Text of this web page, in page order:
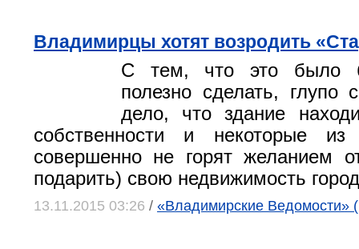
Владимирцы хотят возродить
С тем, что это было
полезно сделать, глупо
дело, что здание
собственности и некоторые из
совершенно не горят желанием
подарить) свою недвижимость
13.11.2015 03:26 / «Владимирские Ведомости»